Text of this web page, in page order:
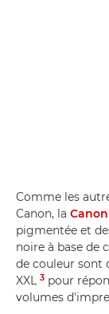
Comme les
Canon, la
pigmentée et
noire à base de
de couleur sont
XXL 3 pour
volumes